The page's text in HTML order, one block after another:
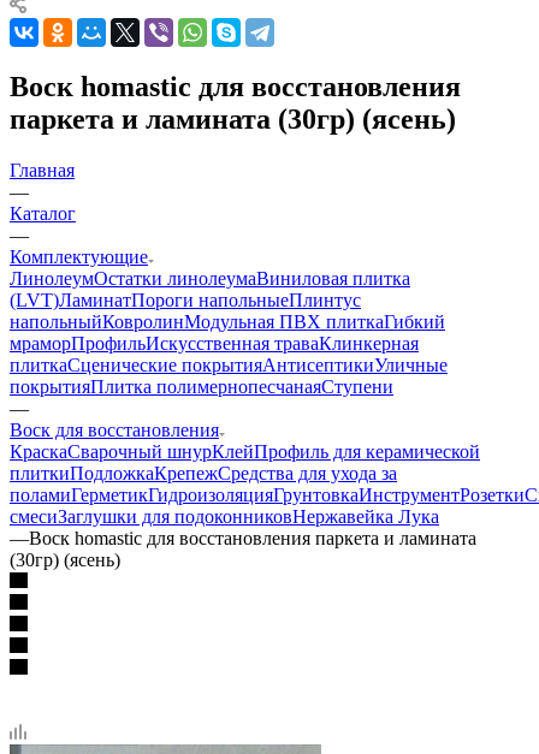
Воск homastic для восстановления
паркета и ламината (30гр) (ясень)
Главная
—
Каталог
—
Комплектующие
ЛинолеумОстатки линолеумаВиниловая плитка
(LVT)ЛаминатПороги напольныеПлинтус
напольныйКовролинМодульная ПВХ плиткаГибкий
мраморПрофильИскусственная траваКлинкерная
плиткаСценические покрытияАнтисептикиУличные
покрытияПлитка полимернопесчанаяСтупени
—
Воск для восстановления
КраскаСварочный шнурКлейПрофиль для керамической
плиткиПодложкаКрепежСредства для ухода за
поламиГерметикГидроизоляцияГрунтовкаИнструментРозетки
смесиЗаглушки для подоконниковНержавейка Лука
—Воск homastic для восстановления паркета и ламината
(30гр) (ясень)